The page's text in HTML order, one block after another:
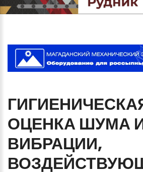
ОЦЕНКА ШУМА
ВИБРАЦИИ,